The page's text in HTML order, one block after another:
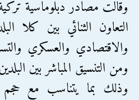
وقالت مصادر دبلوماسية
التعاون الثنائي بين كلا
والاقتصادي والعسكري
ومن التنسيق المباشر بين
وذلك بما يتناسب مع حجم